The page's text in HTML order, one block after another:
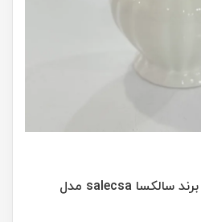
قندان بانکه سفید دالبری برند سالکسا salecsa مدل